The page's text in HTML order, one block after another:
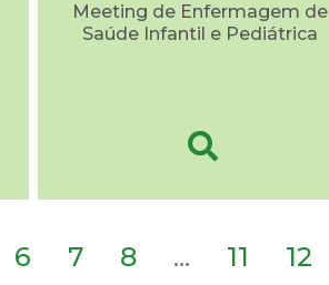
Meeting de Enfermagem de
Saúde Infantil e Pediátrica
6 7 8 ... 11 12